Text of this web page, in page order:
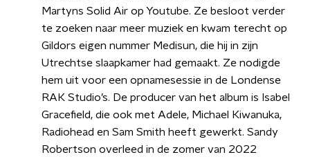
Martyns Solid Air op Youtube. Ze besloot verder
te zoeken naar meer muziek en kwam terecht op
Gildors eigen nummer Medisun, die hij in zijn
Utrechtse slaapkamer had gemaakt. Ze nodigde
hem uit voor een opnamesessie in de Londense
RAK Studio’s. De producer van het album is Isabel
Gracefield, die ook met Adele, Michael Kiwanuka,
Radiohead en Sam Smith heeft gewerkt. Sandy
Robertson overleed in de zomer van 2022